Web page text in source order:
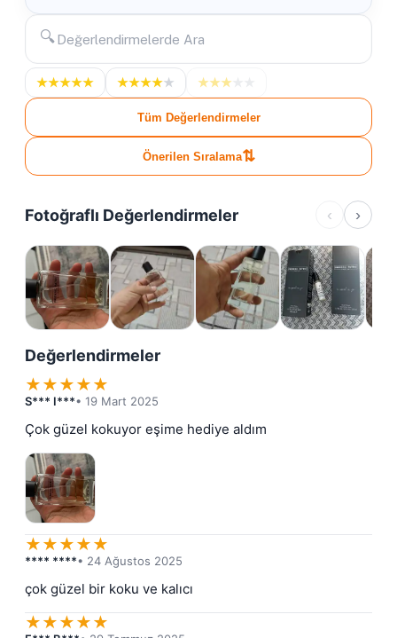
🔍
★★★★★ ★★★★★ ★★★
Tüm Değerlendirmeler
Önerilen Sıralama⇅
Fotoğraflı Değerlendirmeler ‹ ›
Değerlendirmeler
★★★★★
S*** I***• 19 Mart 2025
Çok güzel kokuyor eşime hediye aldım
★★★★★
**** ****• 24 Ağustos 2025
çok güzel bir koku ve kalıcı
★★★★★